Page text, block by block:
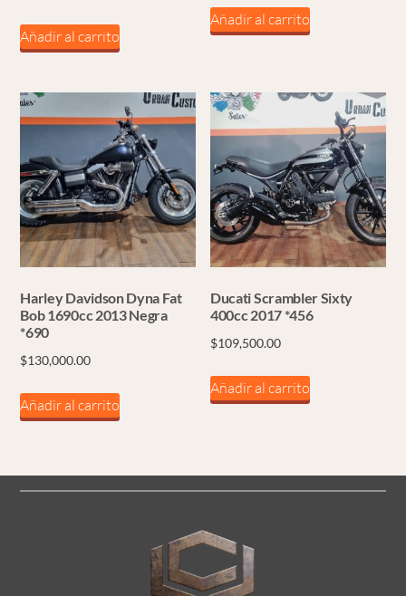
Añadir al carrito
Añadir al carrito
Harley Davidson Dyna Fat
Bob 1690cc 2013 Negra
*690
$130,000.00
Añadir al carrito
Ducati Scrambler Sixty
400cc 2017 *456
$109,500.00
Añadir al carrito